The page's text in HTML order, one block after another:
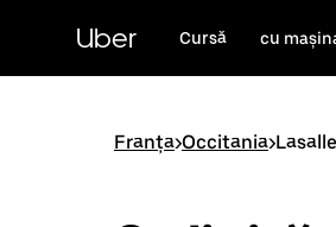
conținutul
principal
Uber Cursă cu
Franța>Occitania>Lasalle